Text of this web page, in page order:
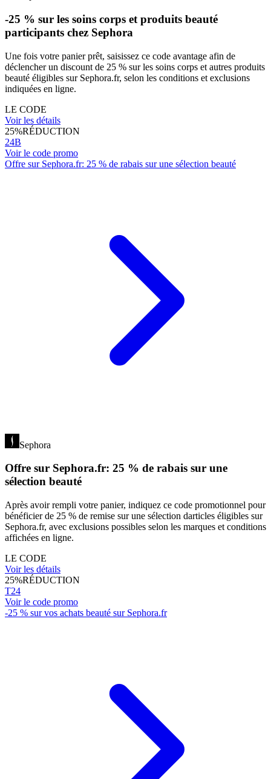
-25 % sur les soins corps et produits beauté
participants chez Sephora
Une fois votre panier prêt, saisissez ce code avantage afin de
déclencher un discount de 25 % sur les soins corps et autres produits
beauté éligibles sur Sephora.fr, selon les conditions et exclusions
indiquées en ligne.
LE CODE
Voir les détails
25%RÉDUCTION
24B
Voir le code promo
Offre sur Sephora.fr: 25 % de rabais sur une sélection beauté
Sephora
Offre sur Sephora.fr: 25 % de rabais sur une
sélection beauté
Après avoir rempli votre panier, indiquez ce code promotionnel pour
bénéficier de 25 % de remise sur une sélection darticles éligibles sur
Sephora.fr, avec exclusions possibles selon les marques et conditions
affichées en ligne.
LE CODE
Voir les détails
25%RÉDUCTION
T24
Voir le code promo
-25 % sur vos achats beauté sur Sephora.fr